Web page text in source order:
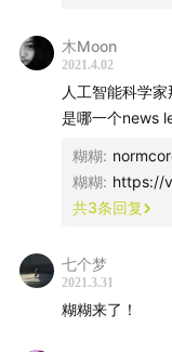
木Moon
2021.4.02
人工智能科学
是哪一个news
糊糊:
糊糊: https://
共3条回复
七个梦
2021.3.31
糊糊来了！